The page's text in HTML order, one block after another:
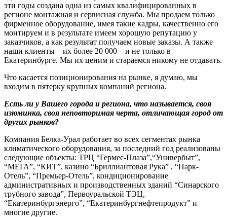
эти годы создана одна из самых квалифицированных в
регионе монтажная и сервисная служба. Мы продаем только
фирменное оборудование, имея такие кадры, качественно его
монтируем и в результате имеем хорошую репутацию у
заказчиков, а как результат получаем новые заказы. А также
наши клиенты – их более 20 000 – и не только в
Екатеринбурге. Мы их ценим и стараемся никому не отдавать.
Что касается позиционирования на рынке, я думаю, мы
входим в пятерку крупных компаний региона.
Есть ли у Вашего города и региона, что называется, своя
изюминка, своя неповторимая черта, отличающая город от
других рынков?
Компания Белка-Урал работает во всех сегментах рынка
климатического оборудования, за последний год реализованы
следующие объекты: ТРЦ “Гермес-Плаза”,“Универбыт”,
“МЕГА”, “КИТ”, казино “Бриллиантовая Рука” , “Парк-
Отель”, “Премьер-Отель”, кондиционирование
административных и производственных зданий “Синарского
трубного завода”, Первоуральской ТЭЦ,
“Екатеринбургэнерго”, “Екатеринбургнефтепродукт” и
многие другие.